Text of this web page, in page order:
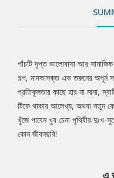
Tab
Article
পাঁচটি দৃপ্ত ভালোবাসা আর
গল্প, মাদকাসক্ত এক তরুনের অপূর্ন
প্রতিকূলতার কাছে হার না মানা,
টিকে থাকার আলেখ্য, অথবা নতুন
খুঁজে পাবেন খুব চেনা পৃথিবীর দুঃখ-
কোন জীবনছবি!